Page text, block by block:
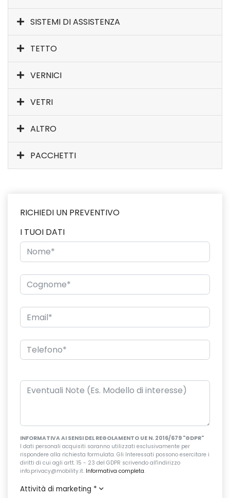
SISTEMI DI ASSISTENZA
TETTO
VERNICI
VETRI
ALTRO
PACCHETTI
RICHIEDI UN PREVENTIVO
I TUOI DATI
INFORMATIVA AI SENSI DEL REGOLAMENTO UE N. 2016/679 "GDPR"
I dati personali acquisiti saranno utilizzati esclusivamente per
rispondere alla richiesta formulata. Gli Interessati possono esercitare i
diritti di cui agli artt. 15 - 23 del GDPR scrivendo all'indirizzo
info.privacy@mobility.it. Informativa completa.
Attività di marketing *